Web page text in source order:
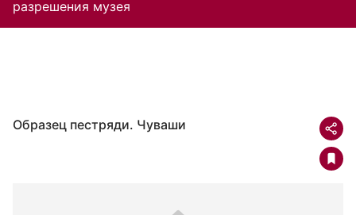
разрешения музея
Образец пестряди. Чуваши